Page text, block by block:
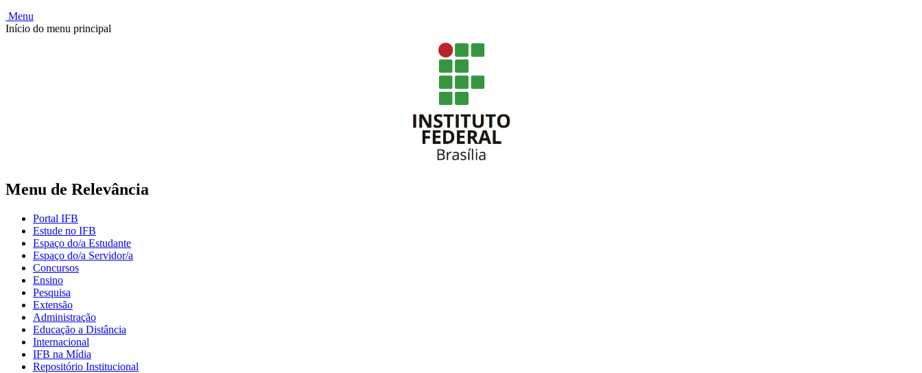
Menu
Início do menu principal
Menu de Relevância
Portal IFB
Estude no IFB
Espaço do/a Estudante
Espaço do/a Servidor/a
Concursos
Ensino
Pesquisa
Extensão
Administração
Educação a Distância
Internacional
IFB na Mídia
Repositório Institucional